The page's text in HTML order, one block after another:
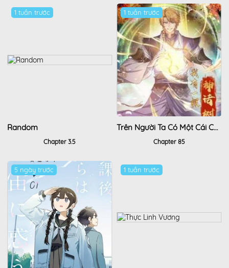
1 tuần trước
Random
Chapter 3.5
1 tuần trước
Trên Người Ta Có Một Cái Cây Thần Thoại
Chapter 85
5 ngày trước 1 tuần trước